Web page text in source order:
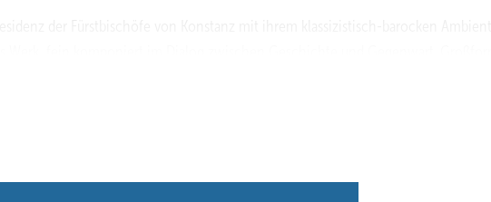
leben – eine Mischung aus Quecksilber und Display-Störung verbindet sich zu